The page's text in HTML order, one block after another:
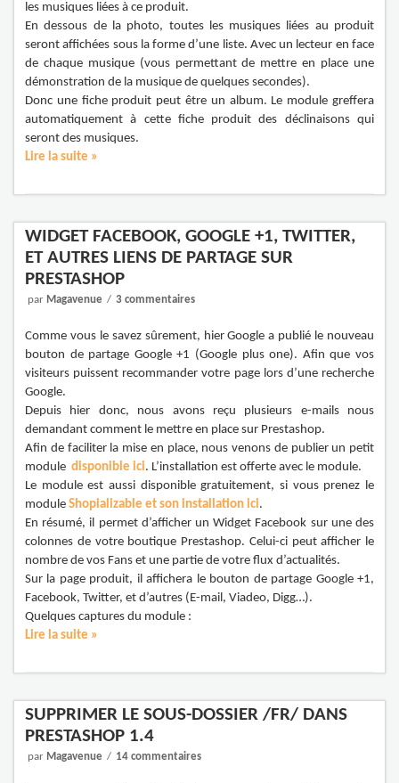
les musiques liées à ce produit.
En dessous de la photo, toutes les musiques liées au produit
seront affichées sous la forme d’une liste. Avec un lecteur en face
de chaque musique (vous permettant de mettre en place une
démonstration de la musique de quelques secondes).
Donc une fiche produit peut être un album. Le module greffera
automatiquement à cette fiche produit des déclinaisons qui
seront des musiques.
Lire la suite »
WIDGET FACEBOOK, GOOGLE +1, TWITTER,
ET AUTRES LIENS DE PARTAGE SUR
PRESTASHOP
par Magavenue 3 commentaires
Comme vous le savez sûrement, hier Google a publié le nouveau
bouton de partage Google +1 (Google plus one). Afin que vos
visiteurs puissent recommander votre page lors d’une recherche
Google.
Depuis hier donc, nous avons reçu plusieurs e-mails nous
demandant comment le mettre en place sur Prestashop.
Afin de faciliter la mise en place, nous venons de publier un petit
module disponible ici. L’installation est offerte avec le module.
Le module est aussi disponible gratuitement, si vous prenez le
module Shopializable et son installation ici.
En résumé, il permet d’afficher un Widget Facebook sur une des
colonnes de votre boutique Prestashop. Celui-ci peut afficher le
nombre de vos Fans et une partie de votre flux d’actualités.
Sur la page produit, il affichera le bouton de partage Google +1,
Facebook, Twitter, et d’autres (E-mail, Viadeo, Digg…).
Quelques captures du module :
Lire la suite »
SUPPRIMER LE SOUS-DOSSIER /FR/ DANS
PRESTASHOP 1.4
par Magavenue 14 commentaires